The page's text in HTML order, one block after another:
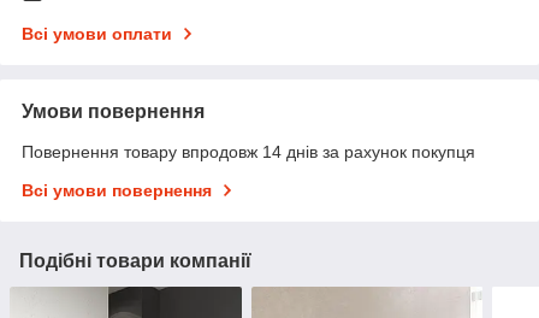
Всі умови оплати
Умови повернення
Повернення товару впродовж 14 днів за рахунок покупця
Всі умови повернення
Подібні товари компанії